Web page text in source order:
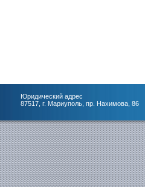
Юридический адрес
87517, г. Мариуполь, пр. Нахимова, 86